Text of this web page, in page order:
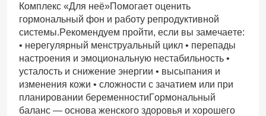
Комплекс «Для неё»Помогает оценить
гормональный фон и работу репродуктивной
системы.Рекомендуем пройти, если вы замечаете:
• нерегулярный менструальный цикл • перепады
настроения и эмоциональную нестабильность •
усталость и снижение энергии • высыпания и
изменения кожи • сложности с зачатием или при
планировании беременностиГормональный
баланс — основа женского здоровья и хорошего